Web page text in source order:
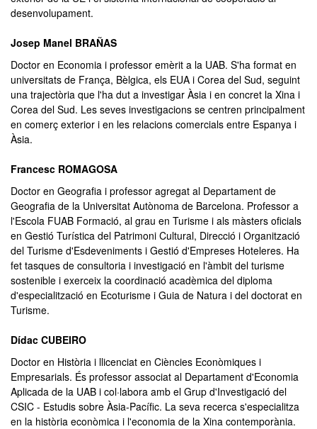
desenvolupament.
Josep Manel BRAÑAS
Doctor en Economia i professor emèrit a la UAB. S'ha format en
universitats de França, Bèlgica, els EUA i Corea del Sud, seguint
una trajectòria que l'ha dut a investigar Àsia i en concret la Xina i
Corea del Sud. Les seves investigacions se centren principalment
en comerç exterior i en les relacions comercials entre Espanya i
Àsia.
Francesc ROMAGOSA
Doctor en Geografia i professor agregat al Departament de
Geografia de la Universitat Autònoma de Barcelona. Professor a
l'Escola FUAB Formació, al grau en Turisme i als màsters oficials
en Gestió Turística del Patrimoni Cultural, Direcció i Organització
del Turisme d'Esdeveniments i Gestió d'Empreses Hoteleres. Ha
fet tasques de consultoria i investigació en l'àmbit del turisme
sostenible i exerceix la coordinació acadèmica del diploma
d'especialització en Ecoturisme i Guia de Natura i del doctorat en
Turisme.
Dídac CUBEIRO
Doctor en Història i llicenciat en Ciències Econòmiques i
Empresarials. És professor associat al Departament d'Economia
Aplicada de la UAB i col·labora amb el Grup d'Investigació del
CSIC - Estudis sobre Àsia-Pacífic. La seva recerca s'especialitza
en la història econòmica i l'economia de la Xina contemporània.